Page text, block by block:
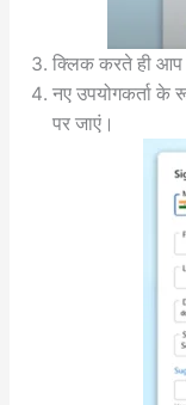
क्लिक करते ही आप
नए उपयोगकर्ता के
पर जाएं।